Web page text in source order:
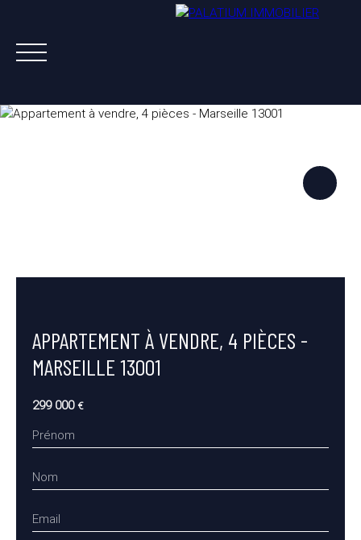
APPARTEMENT À VENDRE, 4 PIÈCES -
MARSEILLE 13001
299 000 €
Prénom
Nom
Email